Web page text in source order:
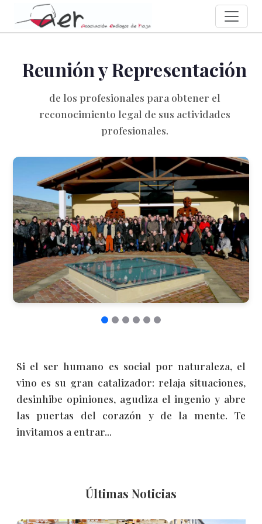
Reunión y Representación
de los profesionales para obtener el
reconocimiento legal de sus actividades
profesionales.
Anterior
Si el ser humano es social por naturaleza, el
vino es su gran catalizador: relaja situaciones,
desinhibe opiniones, agudiza el ingenio y abre
las puertas del corazón y de la mente. Te
invitamos a entrar...
Últimas Noticias